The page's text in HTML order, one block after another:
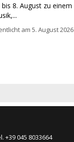
8. August zu einem
am 5. August 2026
+39 045 8033664